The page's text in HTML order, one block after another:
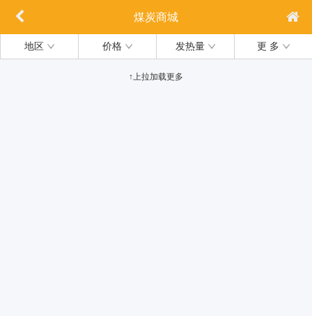
煤炭商城
地区 价格 发热量 更 多
↑上拉加载更多